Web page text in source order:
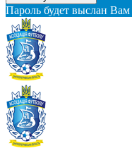
Пароль будет выслан